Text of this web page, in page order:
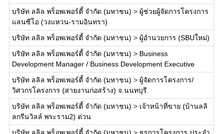
บริษัท ลลิล พร็อพเพอร์ตี้ จำกัด (มหาชน) > ผู้ช่วยผู้จัดการโครงการ
แลนซีโอ (วงแหวน-รามอินทรา)
บริษัท ลลิล พร็อพเพอร์ตี้ จำกัด (มหาชน) > ผู้อำนวยการ (SBUใหม่)
บริษัท ลลิล พร็อพเพอร์ตี้ จำกัด (มหาชน) > Business
Development Manager / Business Development Executive
บริษัท ลลิล พร็อพเพอร์ตี้ จำกัด (มหาชน) > ผู้จัดการโครงการ/
วิศวกรโครงการ (สายงานก่อสร้าง) จ.นนทบุรี
บริษัท ลลิล พร็อพเพอร์ตี้ จำกัด (มหาชน) > เจ้าหน้าที่ขาย (บ้านลลิ
ลกรีนวิลล์ พระราม2) ด่วน